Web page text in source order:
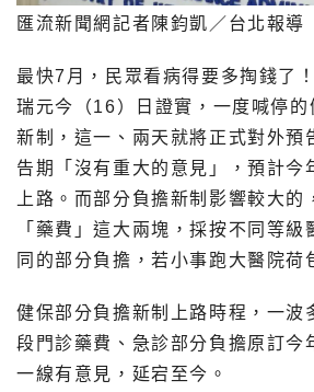
匯流新聞網記者陳鈞凱／台北報導
最快7月，民眾看病得要多掏錢了
瑞元今（16）日證實，一度喊停
新制，這一、兩天就將正式對外預
告期「沒有重大的意見」，預計今
上路。而部分負擔新制影響較大的
「藥費」這大兩塊，採按不同等級
同的部分負擔，若小事跑大醫院荷
健保部分負擔新制上路時程，一波
段門診藥費、急診部分負擔原訂今
一線有意見，延宕至今。